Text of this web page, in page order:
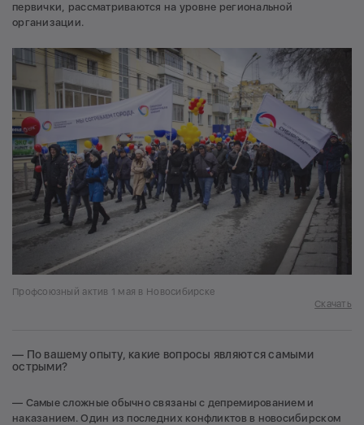
первички, рассматриваются на уровне региональной
организации.
Профсоюзный актив 1 мая в Новосибирске
Скачать
— По вашему опыту, какие вопросы являются самыми
острыми?
— Самые сложные обычно связаны с депремированием и
наказанием. Один из последних конфликтов в новосибирском